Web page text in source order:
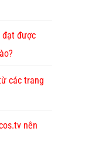
đạt được
các trang
nên